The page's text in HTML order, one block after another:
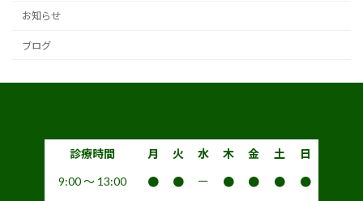
お知らせ
ブログ
診療時間 月 火 水 木 金 土
日
9:00 〜 13:00
● ● ー ● ● ●
●